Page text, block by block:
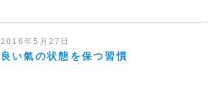
2016年5月27日
良い氣の状態を保つ習慣